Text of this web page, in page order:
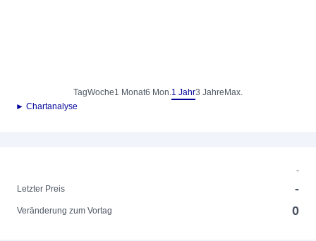
TagWoche1 Monat6 Mon.1 Jahr3 Jahre Max.
► Chartanalyse
-
Letzter Preis
-
Veränderung zum Vortag 0